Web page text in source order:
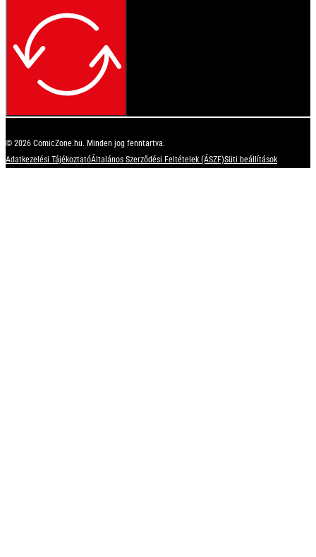
© 2026 ComicZone.hu. Minden jog fenntartva.
Adatkezelési TájékoztatóÁltalános Szerződési Feltételek (ÁSZF)Süti beállítások